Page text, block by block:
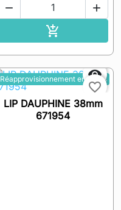
 

Réapprovisionnement en cours

favorite_border
LIP DAUPHINE 38mm
671954